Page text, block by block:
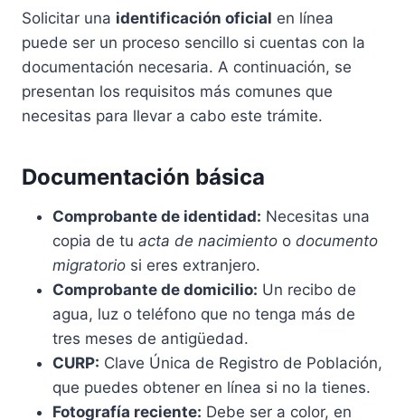
Solicitar una identificación oficial en línea
puede ser un proceso sencillo si cuentas con la
documentación necesaria. A continuación, se
presentan los requisitos más comunes que
necesitas para llevar a cabo este trámite.
Documentación básica
Comprobante de identidad: Necesitas una
copia de tu acta de nacimiento o documento
migratorio si eres extranjero.
Comprobante de domicilio: Un recibo de
agua, luz o teléfono que no tenga más de
tres meses de antigüedad.
CURP: Clave Única de Registro de Población,
que puedes obtener en línea si no la tienes.
Fotografía reciente: Debe ser a color, en